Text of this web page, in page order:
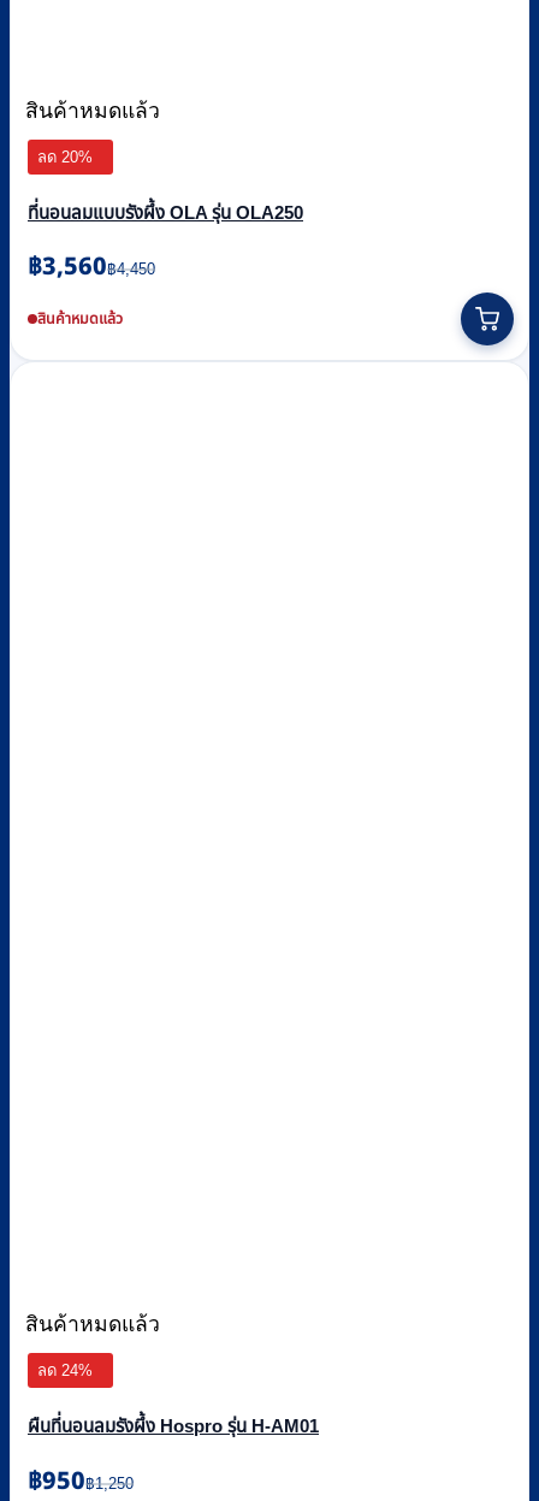
สินค้าหมดแล้ว
ลด 20%
ที่นอนลมแบบรังผึ้ง OLA รุ่น OLA250
฿4,450
Original
price
was:
฿3,560
Current
price
is:สินค้าหมดแล้ว
สินค้าหมดแล้ว
ลด 24%
ผืนที่นอนลมรังผึ้ง Hospro รุ่น H-AM01
฿1,250
Original
฿950
Current